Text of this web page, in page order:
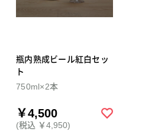
瓶内熟成ビール紅白セッ
ト
750ml×2本
￥4,500
(税込 ￥4,950)